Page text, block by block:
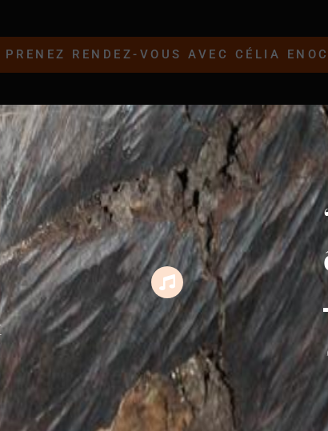
PRENEZ RENDEZ-VOUS AVEC CÉLIA ENOC